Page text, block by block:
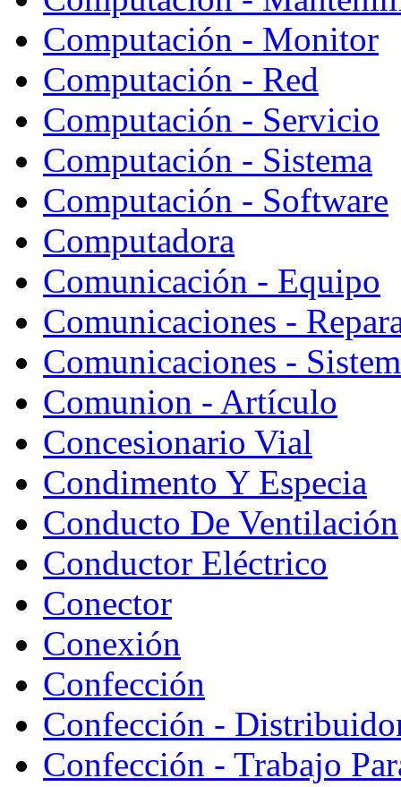
Computación - Monitor
Computación - Red
Computación - Servicio
Computación - Sistema
Computación - Software
Computadora
Comunicación - Equipo
Comunicaciones -
Comunicaciones -
Comunion - Artículo
Concesionario Vial
Condimento Y Especia
Conducto De Ventilación
Conductor Eléctrico
Conector
Conexión
Confección
Confección -
Confección - Trabajo